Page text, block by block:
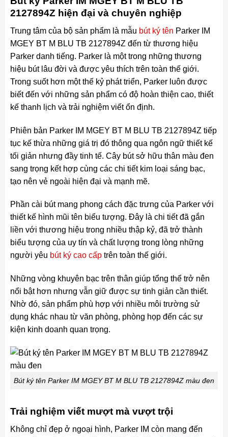
2127894Z hiện đại và chuyên nghiệp
Trung tâm của bộ sản phẩm là mẫu bút ký tên Parker IM
MGEY BT M BLU TB 2127894Z đến từ thương hiệu
Parker danh tiếng. Parker là một trong những thương
hiệu bút lâu đời và được yêu thích trên toàn thế giới.
Trong suốt hơn một thế kỷ phát triển, Parker luôn được
biết đến với những sản phẩm có độ hoàn thiện cao, thiết
kế thanh lịch và trải nghiệm viết ổn định.
Phiên bản Parker IM MGEY BT M BLU TB 2127894Z tiếp
tục kế thừa những giá trị đó thông qua ngôn ngữ thiết kế
tối giản nhưng đầy tinh tế. Cây bút sở hữu thân màu đen
sang trọng kết hợp cùng các chi tiết kim loại sáng bạc,
tạo nên vẻ ngoài hiện đại và mạnh mẽ.
Phần cài bút mang phong cách đặc trưng của Parker với
thiết kế hình mũi tên biểu tượng. Đây là chi tiết đã gắn
liền với thương hiệu trong nhiều thập kỷ, đã trở thành
biểu tượng của uy tín và chất lượng trong lòng những
người yêu bút ký cao cấptrên toàn thế giới.
Những vòng khuyên bạc trên thân giúp tổng thể trở nên
nổi bật hơn nhưng vẫn giữ được sự tinh giản cần thiết.
Nhờ đó, sản phẩm phù hợp với nhiều môi trường sử
dụng khác nhau từ văn phòng, phòng họp đến các sự
kiện kinh doanh quan trọng.
Bút ký tên Parker IM MGEY BT M BLU TB 2127894Z màu đen
Trải nghiệm viết mượt mà vượt trội
Không chỉ đẹp ở ngoại hình, Parker IM còn mang đến